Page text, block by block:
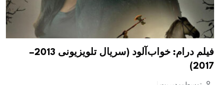
فیلم درام: خواب‌آلود (سریال تلویزیونی 2013–
2017)